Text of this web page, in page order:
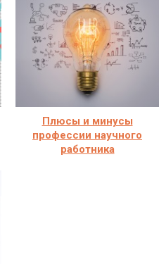
Плюсы и минусы
профессии научного
работника